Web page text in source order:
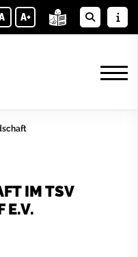
A+
IM TSV
E.V.